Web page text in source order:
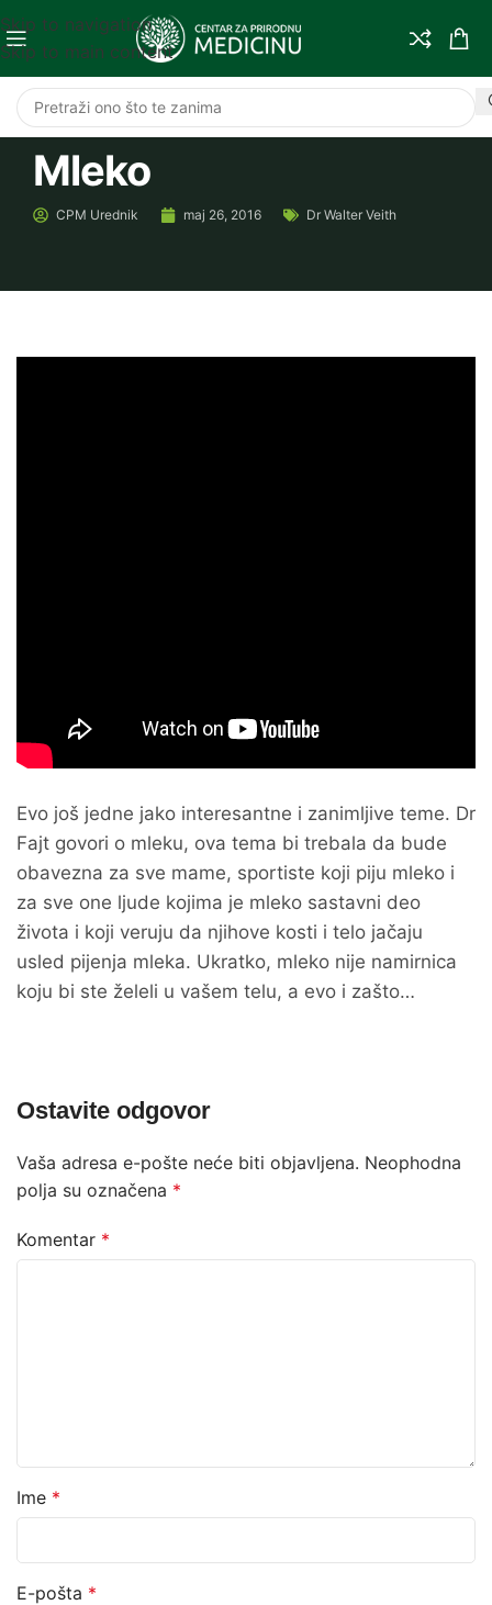
Skip to navigation
Skip to main content
Mleko
CPM Urednik maj 26, 2016 Dr Walter Veith
Evo još jedne jako interesantne i zanimljive teme. Dr
Fajt govori o mleku, ova tema bi trebala da bude
obavezna za sve mame, sportiste koji piju mleko i
za sve one ljude kojima je mleko sastavni deo
života i koji veruju da njihove kosti i telo jačaju
usled pijenja mleka. Ukratko, mleko nije namirnica
koju bi ste želeli u vašem telu, a evo i zašto…
Ostavite odgovor
Vaša adresa e-pošte neće biti objavljena. Neophodna
polja su označena *
Komentar *
Ime *
E-pošta *